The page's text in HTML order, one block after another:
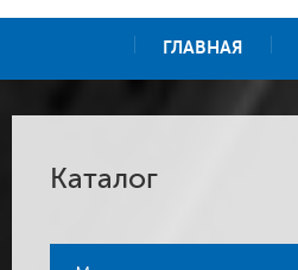
ГЛАВНАЯ
Каталог